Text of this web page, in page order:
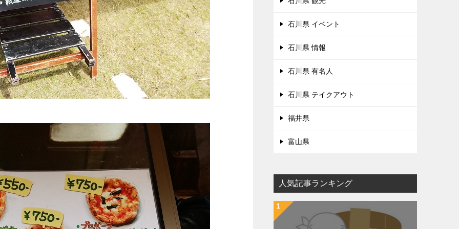
石川県 イベント
石川県 情報
石川県 有名人
石川県 テイクアウト
福井県
富山県
人気記事ランキング